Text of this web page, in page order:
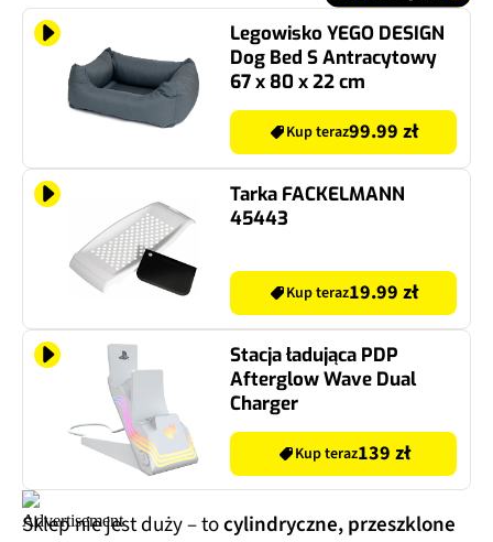
Legowisko YEGO DESIGN
Dog Bed S Antracytowy
67 x 80 x 22 cm
Kup teraz99.99 zł
Tarka FACKELMANN
45443
Kup teraz19.99 zł
Stacja ładująca PDP
Afterglow Wave Dual
Charger
Kup teraz139 zł
Sklep nie jest duży – tocylindryczne, przeszklone